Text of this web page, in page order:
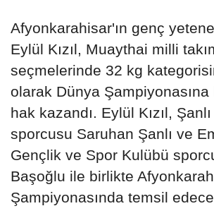
Afyonkarahisar'ın genç
Eylül Kızıl, Muaythai milli
seçmelerinde 32 kg
olarak Dünya Şampiyonasına
hak kazandı. Eylül Kızıl,
sporcusu Saruhan Şanlı ve
Gençlik ve Spor Kulübü
Başoğlu ile birlikte
Şampiyonasında temsil